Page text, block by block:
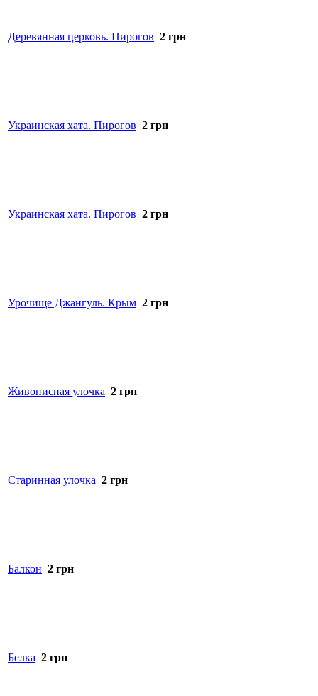
Деревянная церковь. Пирогов 2 грн
Украинская хата. Пирогов 2 грн
Украинская хата. Пирогов 2 грн
Урочище Джангуль. Крым 2 грн
Живописная улочка 2 грн
Старинная улочка 2 грн
Балкон 2 грн
Белка 2 грн